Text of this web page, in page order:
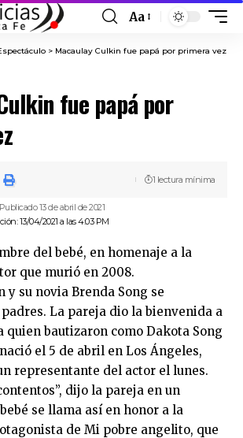
Font
Resizer
Aa
> Macaulay Culkin fue papá por primera vez
fue papá por
13/04/2021 a las 4:03 PM
13 de abril de 2021
1 lectura mínima
del bebé, en homenaje a la
que murió en 2008.
y su novia Brenda Song se
La pareja dio la bienvenida a
quien bautizaron como Dakota Song
el 5 de abril en Los Ángeles,
representante del actor el lunes.
dijo la pareja en un
se llama así en honor a la
de Mi pobre angelito, que